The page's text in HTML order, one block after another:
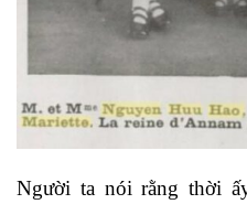
Người ta nói rằng thời